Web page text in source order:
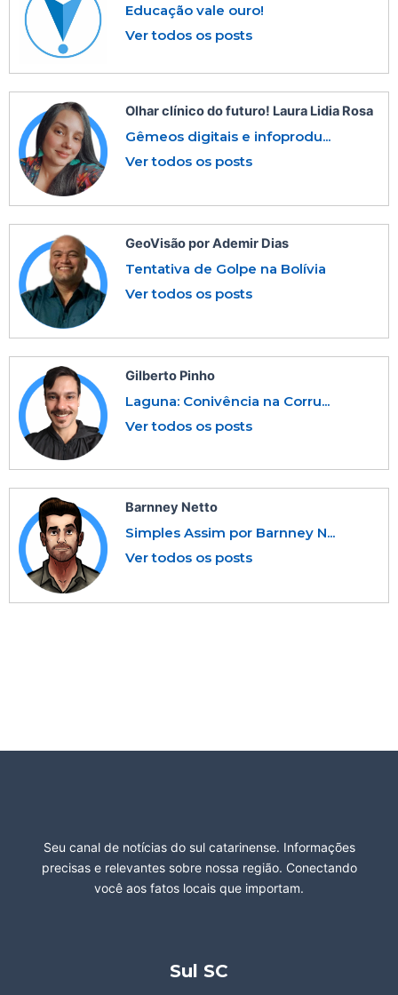
Educação vale ouro!
Ver todos os posts
Olhar clínico do futuro! Laura Lidia Rosa
Gêmeos digitais e infoprodu...
Ver todos os posts
GeoVisão por Ademir Dias
Tentativa de Golpe na Bolívia
Ver todos os posts
Gilberto Pinho
Laguna: Conivência na Corru...
Ver todos os posts
Barnney Netto
Simples Assim por Barnney N...
Ver todos os posts
Seu canal de notícias do sul catarinense. Informações
precisas e relevantes sobre nossa região. Conectando
você aos fatos locais que importam.
Sul SC